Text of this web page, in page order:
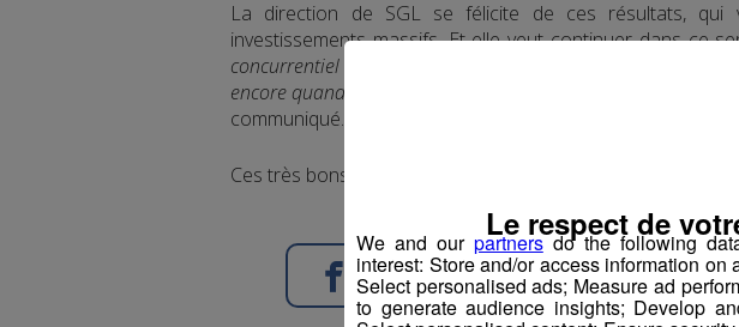
La direction de SGL se félicite de ces résultats, qui
investissements massifs. Et elle veut continuer dans ce
concurrentiel mondial difficile, SGL Carbon Chedde
encore quand c'est possible son empreinte environnementale
communiqué.
Ces très bons résultats lui ont valu d’être citée en exemple
Partager sur Facebook
We and our partnersdo the following
interest: Store and/or access information
Select personalised ads; Measure ad
to generate audience insights; Develop
Le respect de